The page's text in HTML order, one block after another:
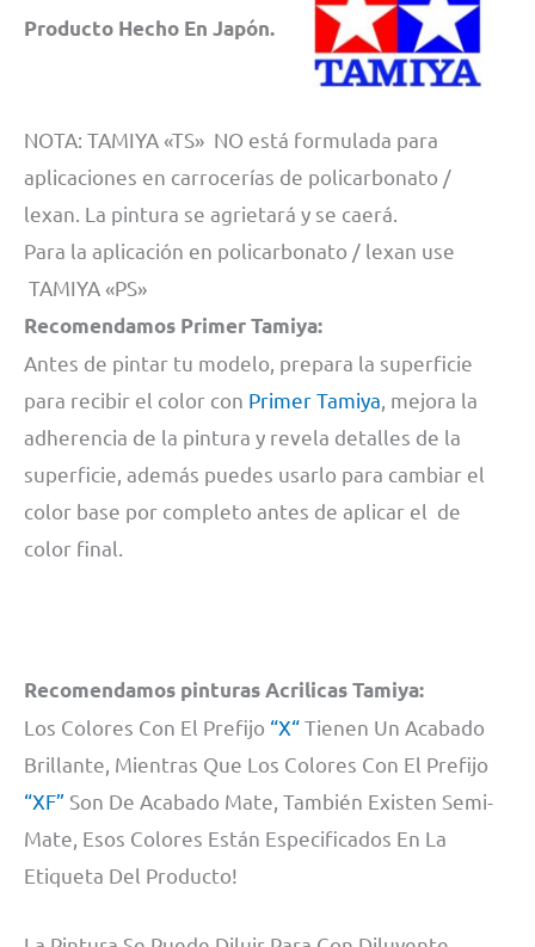
Producto Hecho En Japón.
NOTA: TAMIYA «TS» NO está formulada para
aplicaciones en carrocerías de policarbonato /
lexan. La pintura se agrietará y se caerá.
Para la aplicación en policarbonato / lexan use
TAMIYA «PS»
Recomendamos Primer Tamiya:
Antes de pintar tu modelo, prepara la superficie
para recibir el color con Primer Tamiya , mejora la
adherencia de la pintura y revela detalles de la
superficie, además puedes usarlo para cambiar el
color base por completo antes de aplicar el de
color final.
Recomendamos pinturas Acrilicas Tamiya:
Los Colores Con El Prefijo “X“Tienen Un Acabado
Brillante, Mientras Que Los Colores Con El Prefijo
“XF” Son De Acabado Mate, También Existen Semi-
Mate, Esos Colores Están Especificados En La
Etiqueta Del Producto!